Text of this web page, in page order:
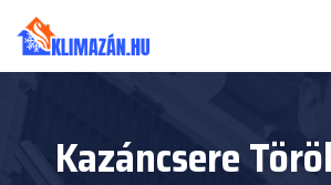
Kazáncsere